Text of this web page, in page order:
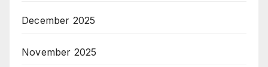
December 2025
November 2025